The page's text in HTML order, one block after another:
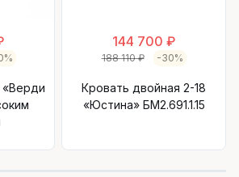
«Верди
144 700 ₽
188 110 ₽ -30%
Кровать двойная 2-18
«Юстина» БМ2.691.1.15